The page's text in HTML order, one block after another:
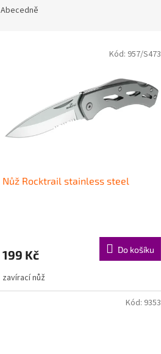
Abecedně
Nůž Rocktrail stainless steel
199 Kč Do košíku
zavírací nůž
Kód: 957/S473
Kód: 9353